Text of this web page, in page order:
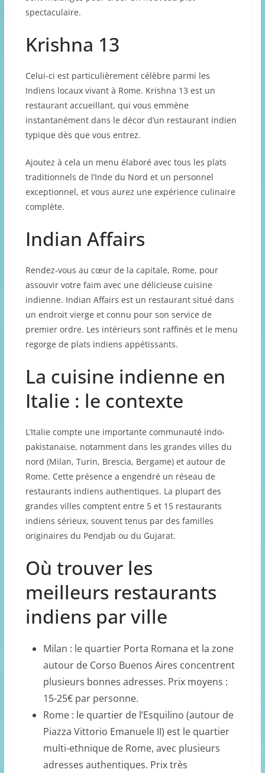
spectaculaire.
Krishna 13
Celui-ci est particulièrement célèbre parmi les
Indiens locaux vivant à Rome. Krishna 13 est un
restaurant accueillant, qui vous emmène
instantanément dans le décor d’un restaurant indien
typique dès que vous entrez.
Ajoutez à cela un menu élaboré avec tous les plats
traditionnels de l’Inde du Nord et un personnel
exceptionnel, et vous aurez une expérience culinaire
complète.
Indian Affairs
Rendez-vous au cœur de la capitale, Rome, pour
assouvir votre faim avec une délicieuse cuisine
indienne. Indian Affairs est un restaurant situé dans
un endroit vierge et connu pour son service de
premier ordre. Les intérieurs sont raffinés et le menu
regorge de plats indiens appétissants.
La cuisine indienne en
Italie : le contexte
L’Italie compte une importante communauté indo-
pakistanaise, notamment dans les grandes villes du
nord (Milan, Turin, Brescia, Bergame) et autour de
Rome. Cette présence a engendré un réseau de
restaurants indiens authentiques. La plupart des
grandes villes comptent entre 5 et 15 restaurants
indiens sérieux, souvent tenus par des familles
originaires du Pendjab ou du Gujarat.
Où trouver les
meilleurs restaurants
indiens par ville
Milan : le quartier Porta Romana et la zone
autour de Corso Buenos Aires concentrent
plusieurs bonnes adresses. Prix moyens :
15-25€ par personne.
Rome : le quartier de l’Esquilino (autour de
Piazza Vittorio Emanuele II) est le quartier
multi-ethnique de Rome, avec plusieurs
adresses authentiques. Prix très